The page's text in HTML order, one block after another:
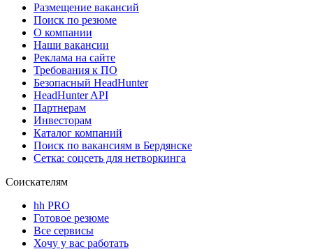
Размещение вакансий
Поиск по резюме
О компании
Наши вакансии
Реклама на сайте
Требования к ПО
Безопасный HeadHunter
HeadHunter API
Партнерам
Инвесторам
Каталог компаний
Поиск по вакансиям в Бердянске
Сетка: соцсеть для нетворкинга
Соискателям
hh PRO
Готовое резюме
Все сервисы
Хочу у вас работать